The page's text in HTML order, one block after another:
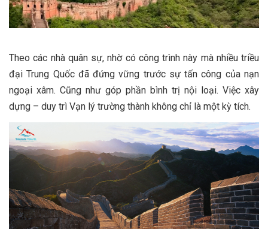
Theo các nhà quân sự, nhờ có công trình này mà nhiều triều
đại Trung Quốc đã đứng vững trước sự tấn công của nạn
ngoại xâm. Cũng như góp phần bình trị nội loại. Việc xây
dựng – duy trì Vạn lý trường thành không chỉ là một kỳ tích.